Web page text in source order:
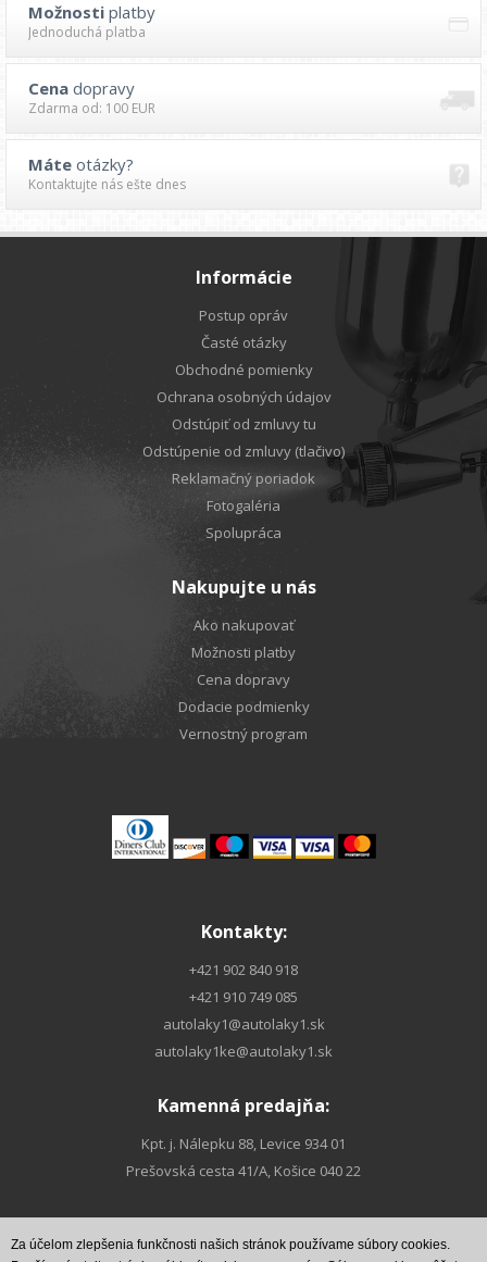
Možnosti platby
Jednoduchá platba
Cena dopravy
Zdarma od: 100 EUR
Máte otázky?
Kontaktujte nás ešte dnes
Informácie
Postup opráv
Časté otázky
Obchodné pomienky
Ochrana osobných údajov
Odstúpiť od zmluvy tu
Odstúpenie od zmluvy (tlačivo)
Reklamačný poriadok
Fotogaléria
Spolupráca
Nakupujte u nás
Ako nakupovať
Možnosti platby
Cena dopravy
Dodacie podmienky
Vernostný program
Kontakty:
+421 902 840 918
+421 910 749 085
autolaky1@autolaky1.sk
autolaky1ke@autolaky1.sk
Kamenná predajňa:
Kpt. j. Nálepku 88, Levice 934 01
Prešovská cesta 41/A, Košice 040 22
Nájdete nás na
Nájdete nás na
Za účelom zlepšenia funkčnosti našich stránok používame súbory cookies.